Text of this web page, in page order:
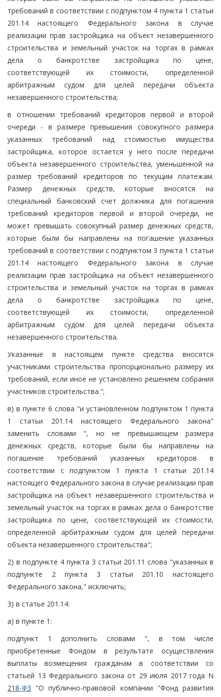
требований в соответствии с подпунктом 4 пункта 1 статьи
201.14 настоящего Федерального закона в случае
реализации прав застройщика на объект незавершенного
строительства и земельный участок на торгах в рамках
дела о банкротстве застройщика по цене,
соответствующей их стоимости, определенной
арбитражным судом для целей передачи объекта
незавершенного строительства;
в отношении требований кредиторов первой и второй
очереди - в размере превышения совокупного размера
указанных требований над стоимостью имущества
застройщика, которое остается у него после передачи
объекта незавершенного строительства, уменьшенной на
размер требований кредиторов по текущим платежам.
Размер денежных средств, которые вносятся на
специальный банковский счет должника для погашения
требований кредиторов первой и второй очереди, не
может превышать совокупный размер денежных средств,
которые были бы направлены на погашение указанных
требований в соответствии с подпунктом 3 пункта 1 статьи
201.14 настоящего Федерального закона в случае
реализации прав застройщика на объект незавершенного
строительства и земельный участок на торгах в рамках
дела о банкротстве застройщика по цене,
соответствующей их стоимости, определенной
арбитражным судом для целей передачи объекта
незавершенного строительства.
Указанные в настоящем пункте средства вносятся
участниками строительства пропорционально размеру их
требований, если иное не установлено решением собрания
участников строительства.";
в) в пункте 6 слова "и установленном подпунктом 1 пункта
1 статьи 201.14 настоящего Федерального закона"
заменить словами ", но не превышающем размера
денежных средств, которые были бы направлены на
погашение требований указанных кредиторов в
соответствии с подпунктом 1 пункта 1 статьи 201.14
настоящего Федерального закона в случае реализации прав
застройщика на объект незавершенного строительства и
земельный участок на торгах в рамках дела о банкротстве
застройщика по цене, соответствующей их стоимости,
определенной арбитражным судом для целей передачи
объекта незавершенного строительства";
2) в подпункте 4 пункта 3 статьи 201.11 слова "указанных в
подпункте 2 пункта 3 статьи 201.10 настоящего
Федерального закона," исключить;
3) в статье 201.14:
а) в пункте 1:
подпункт 1 дополнить словами ", в том числе
приобретенные Фондом в результате осуществления
выплаты возмещения гражданам в соответствии со
статьей 13 Федерального закона от 29 июля 2017 года N
218-ФЗ "О публично-правовой компании "Фонд развития